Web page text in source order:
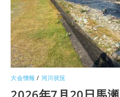
大会情報 / 河川状況